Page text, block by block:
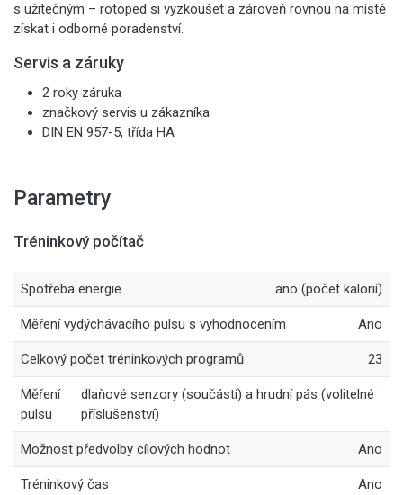
s užitečným – rotoped si vyzkoušet a zároveň rovnou na místě
získat i odborné poradenství.
Servis a záruky
2 roky záruka
značkový servis u zákazníka
DIN EN 957-5, třída HA
Parametry
Tréninkový počítač
Spotřeba energie ano (počet kalorií)
Měření vydýchávacího pulsu s vyhodnocením Ano
Celkový počet tréninkových programů 23
Měření
pulsu
dlaňové senzory (součástí) a hrudní pás (volitelné
příslušenství)
Možnost předvolby cílových hodnot Ano
Tréninkový čas Ano